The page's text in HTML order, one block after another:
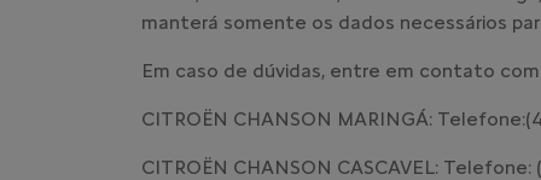
manterá somente os dados necessários
Em caso de dúvidas, entre em contato com
CITROËN CHANSON MARINGÁ:
CITROËN CHANSON CASCAVEL: Telefone: